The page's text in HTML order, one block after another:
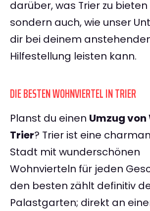
darüber, was Trier zu
sondern auch, wie unser
dir bei deinem
Hilfestellung leisten kann.
DIE BESTEN WOHNVIERTEL IN TRIER
Planst du einen Umzug von
Trier? Trier ist eine
Stadt mit wunderschönen
Wohnvierteln für jeden
den besten zählt definitiv
Palastgarten; direkt an